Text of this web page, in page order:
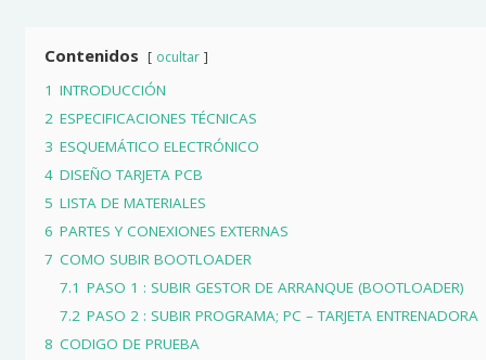
Contenidos ocultar
1 INTRODUCCIÓN
2 ESPECIFICACIONES TÉCNICAS
3 ESQUEMÁTICO ELECTRÓNICO
4 DISEÑO TARJETA PCB
5 LISTA DE MATERIALES
6 PARTES Y CONEXIONES EXTERNAS
7 COMO SUBIR BOOTLOADER
7.1 PASO 1 : SUBIR GESTOR DE ARRANQUE (BOOTLOADER)
7.2 PASO 2 : SUBIR PROGRAMA; PC – TARJETA ENTRENADORA
8 CODIGO DE PRUEBA